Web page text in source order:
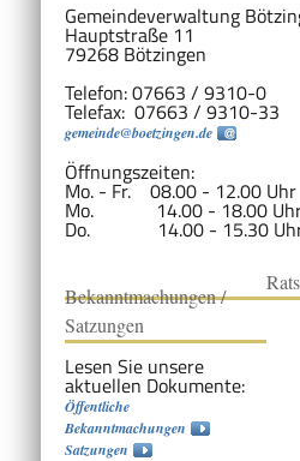
Gemeindeverwaltung
Hauptstraße 11
79268 Bötzingen
Telefon: 07663 / 9310-0
Telefax: 07663 / 9310-33
gemeinde@boetzingen.de
Öffnungszeiten:
Mo. - Fr. 08.00 - 12.00 Uhr
Mo. 14.00 - 18.00
Do. 14.00 - 15.30
Bekanntmachungen /
Satzungen
Lesen Sie unsere
aktuellen Dokumente:
Öffentliche
Bekanntmachungen
Satzungen